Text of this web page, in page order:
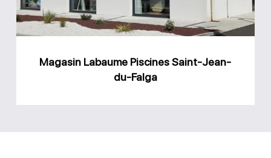
du-
Falga
Magasin Labaume Piscines Saint-Jean-
du-Falga